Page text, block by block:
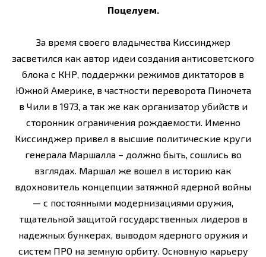
Поцелуем.
За время своего владычества Киссинджер
засветился как автор идеи создания антисоветского
блока с КНР, поддержки режимов диктаторов в
Южной Америке, в частности переворота Пиночета
в Чили в 1973, а так же как организатор убийств и
сторонник ограничения рождаемости. Именно
Киссинджер привел в высшие политические круги
генерала Маршалла – должно быть, сошлись во
взглядах. Маршал же вошел в историю как
вдохновитель концепции затяжной ядерной войны
— с постоянными модернизациями оружия,
тщательной защитой государственных лидеров в
надежных бункерах, выводом ядерного оружия и
систем ПРО на земную орбиту. Основную карьеру